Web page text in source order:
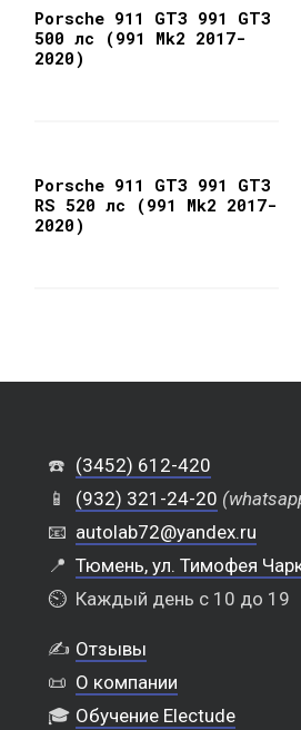
Porsche 911 GT3 991 GT3
500 лс (991 Mk2 2017-
2020)
Porsche 911 GT3 991 GT3
RS 520 лс (991 Mk2 2017-
2020)
☎️ (3452) 612-420
📱
(932) 321-24-20
📧 autolab72@yandex.ru
📍 Тюмень, ул. Тимофея
⏲️ Каждый день с 10 до 19
✍️ Отзывы
📜 О компании
🎓 Обучение Electude